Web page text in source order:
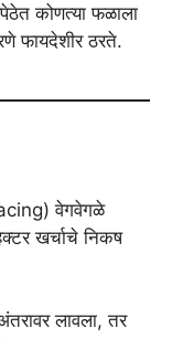
कोणत्या फळाला
फायदेशीर ठरते.
वेगवेगळे
खर्चाचे निकष
लावला, तर